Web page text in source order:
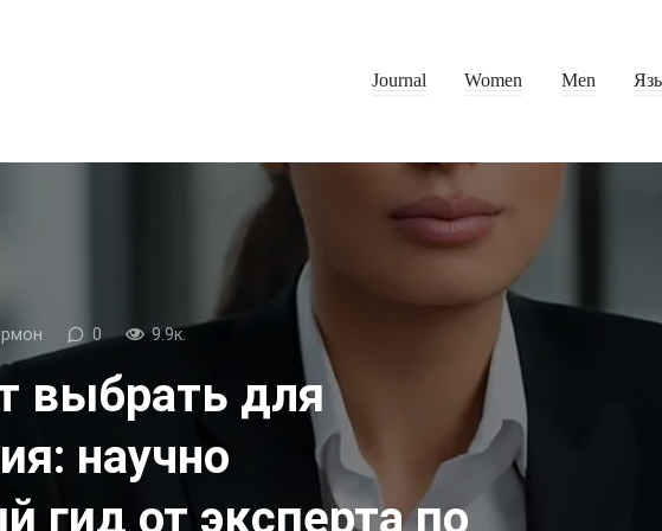
Journal Women Men
0 9.9к.
выбрать для
научно
гид от эксперта по